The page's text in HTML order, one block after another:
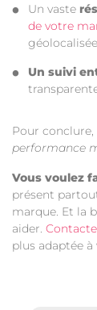
Un vaste
de votre
Un suivi
Pour conclure,
performance
Vous voulez
présent
marque. Et la
aider.
plus adaptée à